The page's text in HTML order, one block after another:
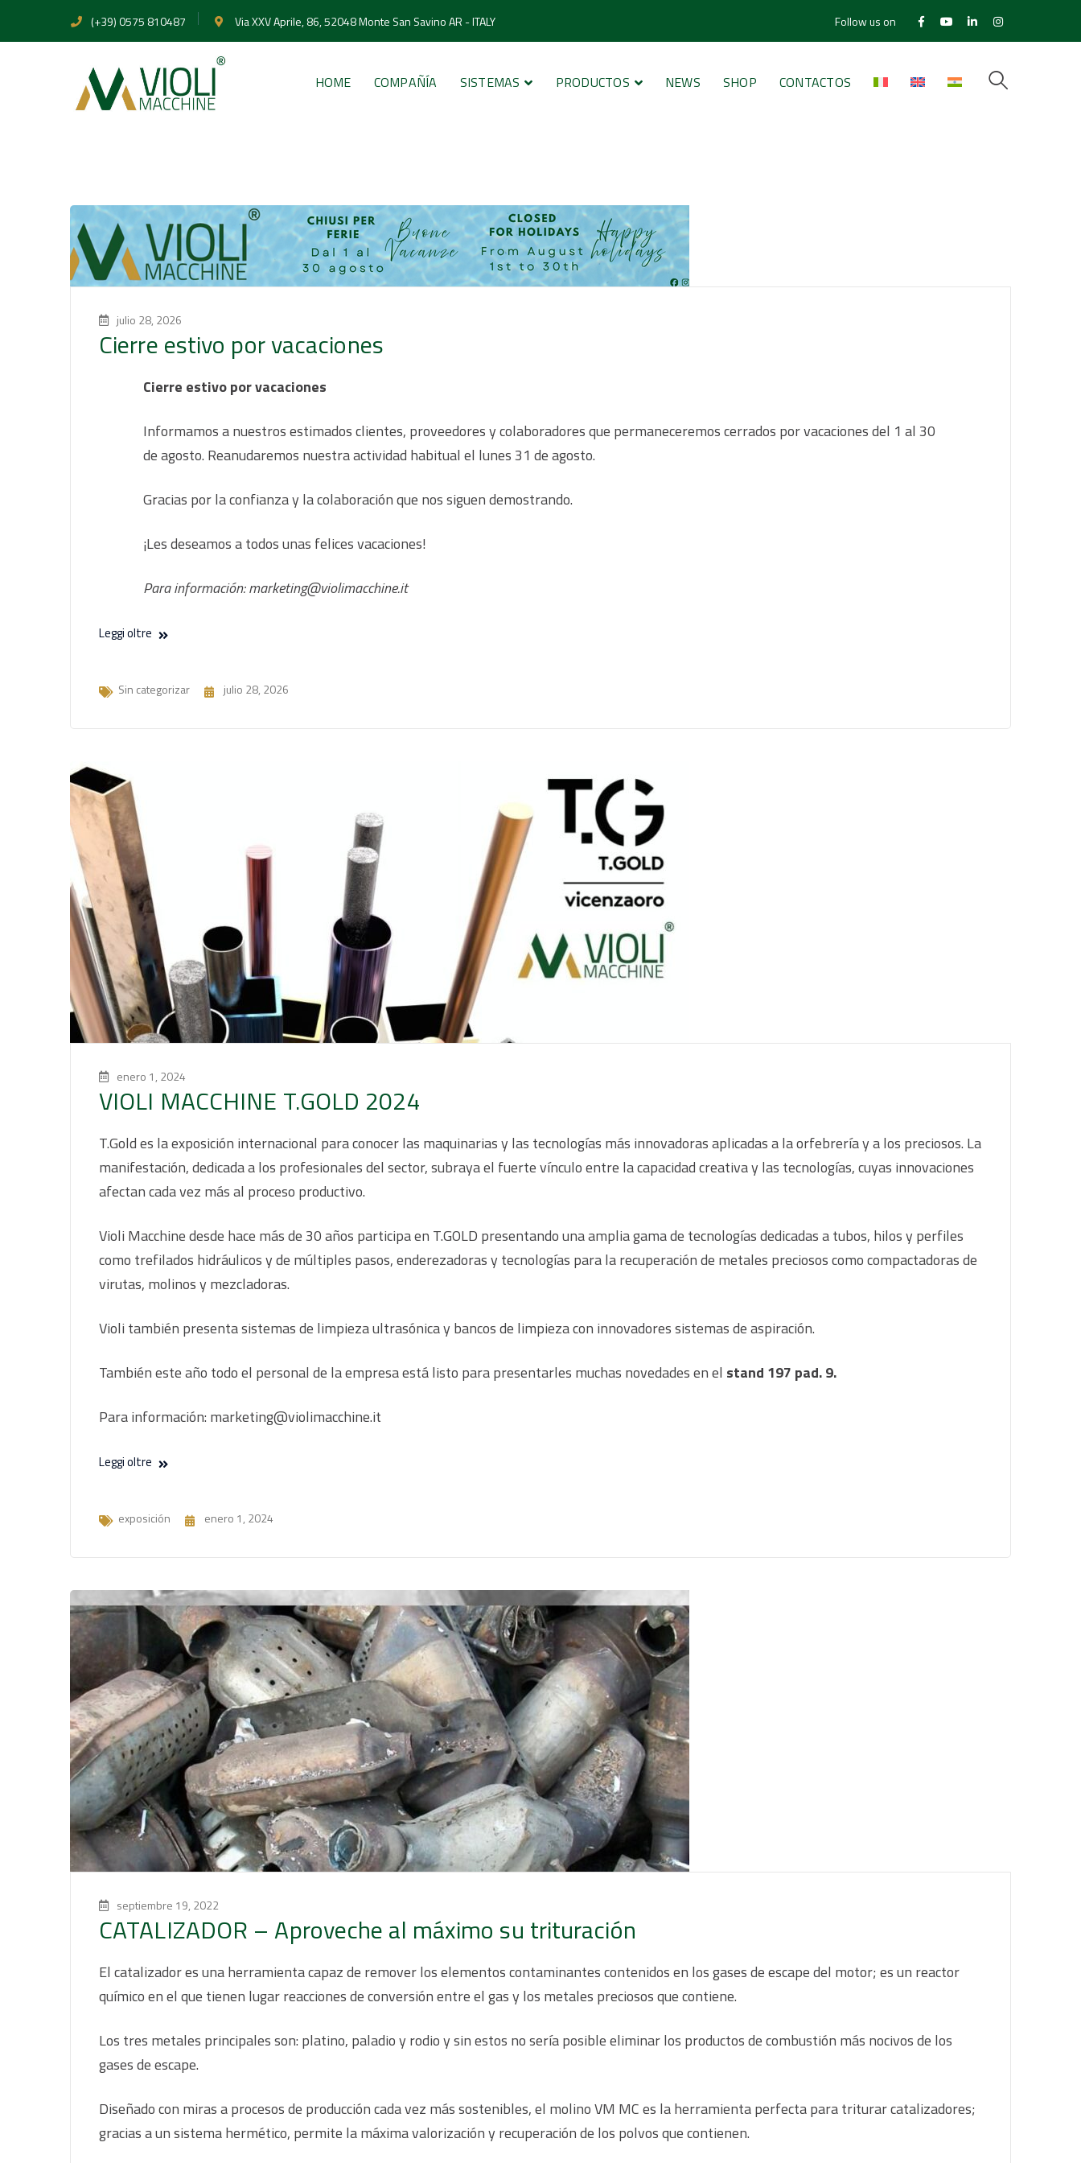
(+39) 0575 810487 Via XXV Aprile, 86, 52048 Monte San Savino AR - ITALY Follow us on
Facebook
Profile
Youtube
Profile
LinkedIn
Profile
Instagram
Profile
HOME COMPAÑÍA SISTEMAS PRODUCTOS NEWS SHOP CONTACTOS
julio 28, 2026
Cierre estivo por vacaciones
Cierre estivo por vacaciones
Informamos a nuestros estimados clientes, proveedores y colaboradores que permaneceremos cerrados por vacaciones del 1 al 30
de agosto. Reanudaremos nuestra actividad habitual el lunes 31 de agosto.
Gracias por la confianza y la colaboración que nos siguen demostrando.
¡Les deseamos a todos unas felices vacaciones!
Para información: marketing@violimacchine.it
Leggi oltre
Sin categorizar julio 28, 2026
enero 1, 2024
VIOLI MACCHINE T.GOLD 2024
T.Gold es la exposición internacional para conocer las maquinarias y las tecnologías más innovadoras aplicadas a la orfebrería y a los preciosos. La
manifestación, dedicada a los profesionales del sector, subraya el fuerte vínculo entre la capacidad creativa y las tecnologías, cuyas innovaciones
afectan cada vez más al proceso productivo.
Violi Macchine desde hace más de 30 años participa en T.GOLD presentando una amplia gama de tecnologías dedicadas a tubos, hilos y perfiles
como trefilados hidráulicos y de múltiples pasos, enderezadoras y tecnologías para la recuperación de metales preciosos como compactadoras de
virutas, molinos y mezcladoras.
Violi también presenta sistemas de limpieza ultrasónica y bancos de limpieza con innovadores sistemas de aspiración.
También este año todo el personal de la empresa está listo para presentarles muchas novedades en el stand 197 pad. 9.
Para información: marketing@violimacchine.it
Leggi oltre
exposición enero 1, 2024
septiembre 19, 2022
CATALIZADOR – Aproveche al máximo su trituración
El catalizador es una herramienta capaz de remover los elementos contaminantes contenidos en los gases de escape del motor; es un reactor
químico en el que tienen lugar reacciones de conversión entre el gas y los metales preciosos que contiene.
Los tres metales principales son: platino, paladio y rodio y sin estos no sería posible eliminar los productos de combustión más nocivos de los
gases de escape.
Diseñado con miras a procesos de producción cada vez más sostenibles, el molino VM MC es la herramienta perfecta para triturar catalizadores;
gracias a un sistema hermético, permite la máxima valorización y recuperación de los polvos que contienen.